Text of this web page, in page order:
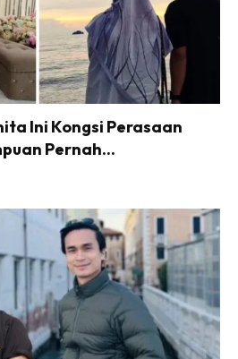
Ini Kongsi Perasaan
Pernah...